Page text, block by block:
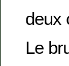
deux
Le